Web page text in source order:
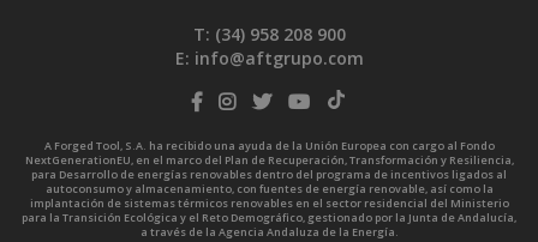
T: (34) 958 208 900
E: info@aftgrupo.com
A Forged Tool, S.A. ha recibido una ayuda de la Unión Europea con cargo al Fondo
NextGenerationEU, en el marco del Plan de Recuperación, Transformación y Resiliencia,
para Desarrollo de energías renovables dentro del programa de incentivos ligados al
autoconsumo y almacenamiento, con fuentes de energía renovable, así como la
implantación de sistemas térmicos renovables en el sector residencial del Ministerio
para la Transición Ecológica y el Reto Demográfico, gestionado por la Junta de Andalucía,
a través de la Agencia Andaluza de la Energía.